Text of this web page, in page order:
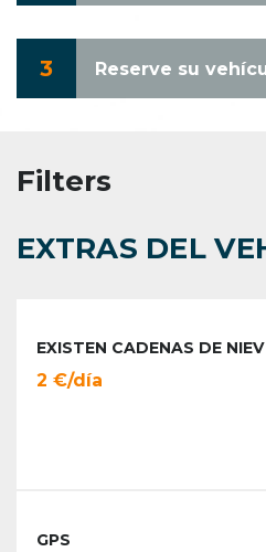
3 Reserve su
Filters
EXTRAS DEL
EXISTEN CADENAS DE NIEV
2 €/día
GPS